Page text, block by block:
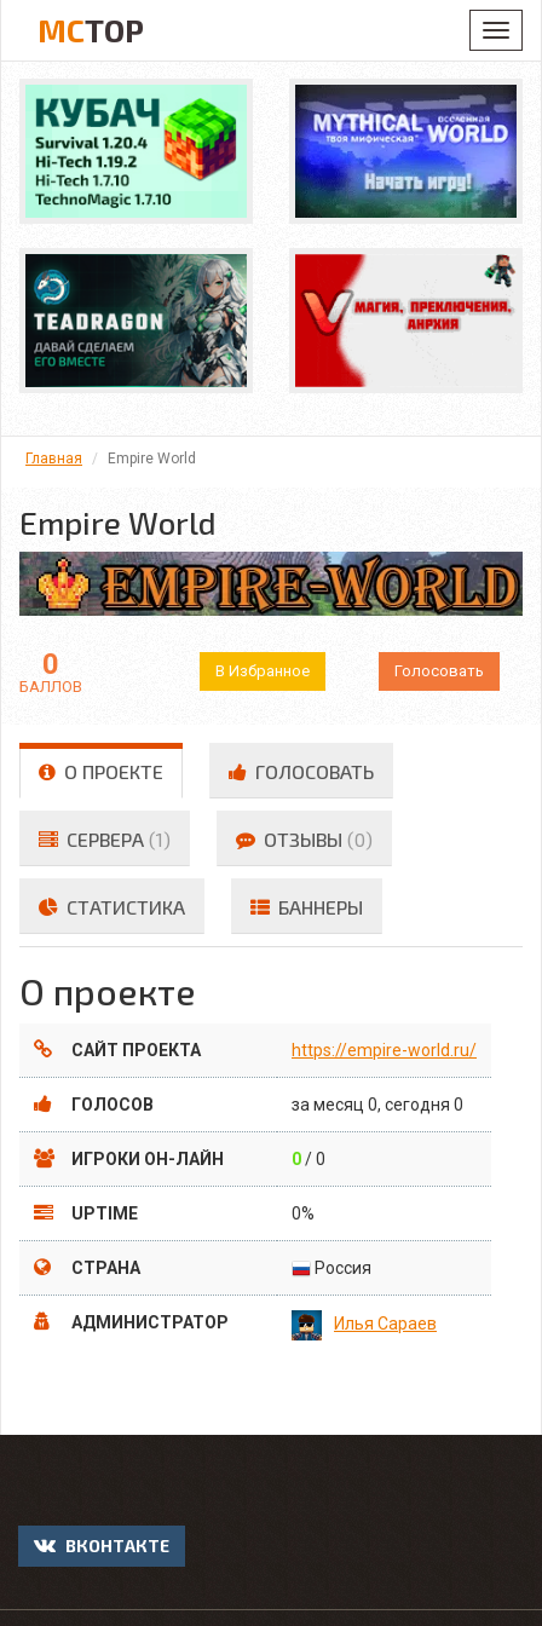
MCTOP
Главная Empire World
Empire World
0
БАЛЛОВ
В Избранное Голосовать
О ПРОЕКТЕ ГОЛОСОВАТЬ
СЕРВЕРА (1) ОТЗЫВЫ (0)
СТАТИСТИКА БАННЕРЫ
О проекте
САЙТ ПРОЕКТА https://empire-world.ru/
ГОЛОСОВ за месяц 0, сегодня 0
ИГРОКИ ОН-ЛАЙН 0/ 0
UPTIME 0%
СТРАНА Россия
АДМИНИСТРАТОР Илья Сараев
ВКОНТАКТЕ